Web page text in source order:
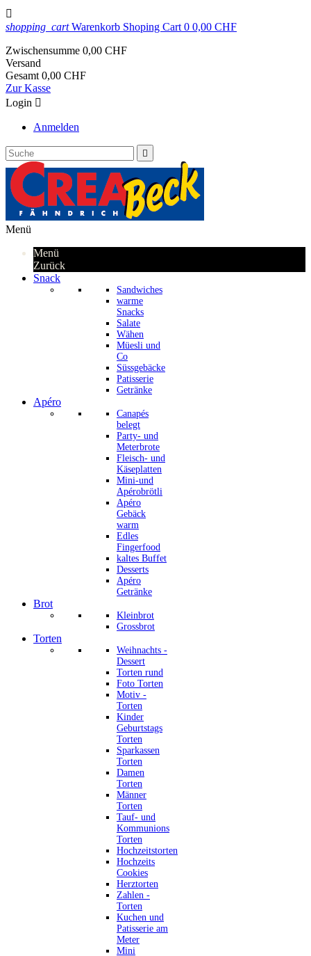

shopping_cart Warenkorb Shoping Cart 0 0,00 CHF
Zwischensumme 0,00 CHF
Versand
Gesamt 0,00 CHF
Zur Kasse
Login 
Anmelden

Menü
Menü
Zurück
Snack
Sandwiches
warme
Snacks
Salate
Wähen
Müesli und
Co
Süssgebäcke
Patisserie
Getränke
Apéro
Canapés
belegt
Party- und
Meterbrote
Fleisch- und
Käseplatten
Mini-und
Apérobrötli
Apéro
Gebäck
warm
Edles
Fingerfood
kaltes Buffet
Desserts
Apéro
Getränke
Brot
Kleinbrot
Grossbrot
Torten
Weihnachts -
Dessert
Torten rund
Foto Torten
Motiv -
Torten
Kinder
Geburtstags
Torten
Sparkassen
Torten
Damen
Torten
Männer
Torten
Tauf- und
Kommunions
Torten
Hochzeitstorten
Hochzeits
Cookies
Herztorten
Zahlen -
Torten
Kuchen und
Patisserie am
Meter
Mini